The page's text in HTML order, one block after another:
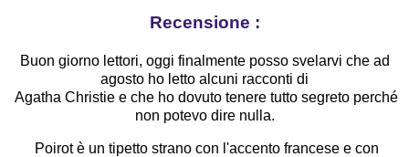
Recensione :
Buon giorno lettori, oggi finalmente posso svelarvi che ad
agosto ho letto alcuni racconti di
Agatha Christie e che ho dovuto tenere tutto segreto perché
non potevo dire nulla.
Poirot è un tipetto strano con l'accento francese e con